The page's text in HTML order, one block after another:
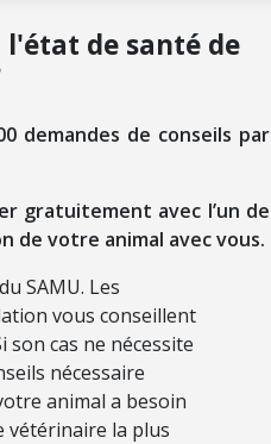
de santé de
demandes de conseils par
gratuitement avec l’un de
de votre animal avec vous.
SAMU. Les
vous conseillent
cas ne nécessite
nécessaire
animal a besoin
vétérinaire la plus